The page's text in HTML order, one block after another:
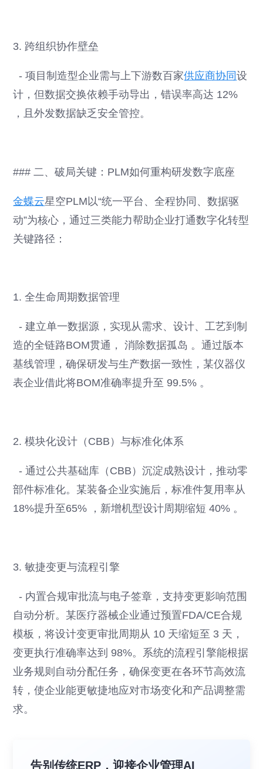
3. 跨组织协作壁垒
- 项目制造型企业需与上下游数百家供应商协同设
计，但数据交换依赖手动导出，错误率高达 12%
，且外发数据缺乏安全管控。
### 二、破局关键：PLM如何重构研发数字底座
金蝶云星空PLM以“统一平台、全程协同、数据驱
动”为核心，通过三类能力帮助企业打通数字化转型
关键路径：
1. 全生命周期数据管理
- 建立单一数据源，实现从需求、设计、工艺到制
造的全链路BOM贯通， 消除数据孤岛 。通过版本
基线管理，确保研发与生产数据一致性，某仪器仪
表企业借此将BOM准确率提升至 99.5% 。
2. 模块化设计（CBB）与标准化体系
- 通过公共基础库（CBB）沉淀成熟设计，推动零
部件标准化。某装备企业实施后，标准件复用率从
18%提升至65% ，新增机型设计周期缩短 40% 。
3. 敏捷变更与流程引擎
- 内置合规审批流与电子签章，支持变更影响范围
自动分析。某医疗器械企业通过预置FDA/CE合规
模板，将设计变更审批周期从 10 天缩短至 3 天，
变更执行准确率达到 98%。系统的流程引擎能根据
业务规则自动分配任务，确保变更在各环节高效流
转，使企业能更敏捷地应对市场变化和产品调整需
求。
告别传统ERP，迎接企业管理AI